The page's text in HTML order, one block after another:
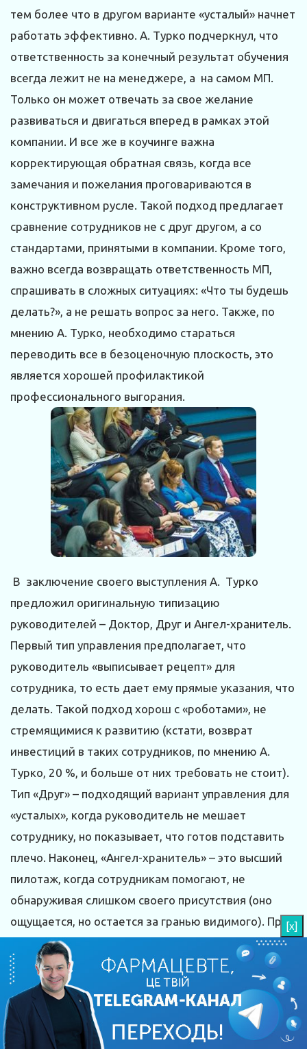
тем более что в другом варианте «усталый» начнет
работать эффективно. А. Турко подчеркнул, что
ответственность за конечный результат обучения
всегда лежит не на менеджере, а на самом МП.
Только он может отвечать за свое желание
развиваться и двигаться вперед в рамках этой
компании. И все же в коучинге важна
корректирующая обратная связь, когда все
замечания и пожелания проговариваются в
конструктивном русле. Такой подход предлагает
сравнение сотрудников не с друг другом, а со
стандартами, принятыми в компании. Кроме того,
важно всегда возвращать ответственность МП,
спрашивать в сложных ситуациях: «Что ты будешь
делать?», а не решать вопрос за него. Также, по
мнению А. Турко, необходимо стараться
переводить все в безоценочную плоскость, это
является хорошей профилактикой
профессионального выгорания.
В заключение своего выступления А. Турко
предложил оригинальную типизацию
руководителей – Доктор, Друг и Ангел-хранитель.
Первый тип управления предполагает, что
руководитель «выписывает рецепт» для
сотрудника, то есть дает ему прямые указания, что
делать. Такой подход хорош с «роботами», не
стремящимися к развитию (кстати, возврат
инвестиций в таких сотрудников, по мнению А.
Турко, 20 %, и больше от них требовать не стоит).
Тип «Друг» – подходящий вариант управления для
«усталых», когда руководитель не мешает
сотруднику, но показывает, что готов подставить
плечо. Наконец, «Ангел-хранитель» – это высший
пилотаж, когда сотрудникам помогают, не
обнаруживая слишком своего присутствия (оно
ощущается, но остается за гранью видимого). При
таком варианте управления полевой командой
цели компании соединяются с личными целями
человека. Но в целом роль должна подбираться в
зависимости от сотрудников и конкретной
ситуации. Важно проявлять гибкость.
[x]